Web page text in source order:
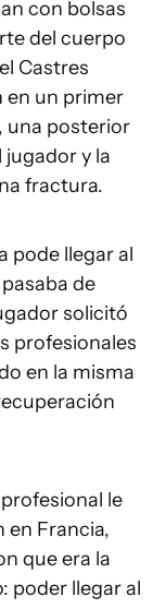
con bolsas
del cuerpo
Castres
en un primer
una posterior
y la
fractura.
pode llegar al
de
solicitó
profesionales
en la misma
le
Francia,
que era la
poder llegar al